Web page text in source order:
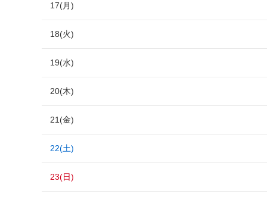
17(月)
18(火)
19(水)
20(木)
21(金)
22(土)
23(日)